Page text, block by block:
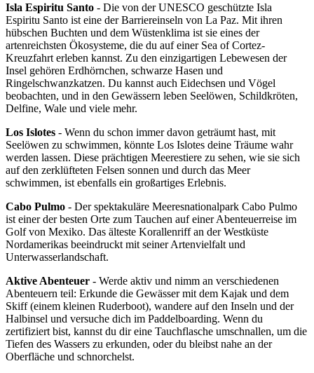
Isla Espiritu Santo - Die von der UNESCO geschützte Isla
Espiritu Santo ist eine der Barriereinseln von La Paz. Mit ihren
hübschen Buchten und dem Wüstenklima ist sie eines der
artenreichsten Ökosysteme, die du auf einer Sea of Cortez-
Kreuzfahrt erleben kannst. Zu den einzigartigen Lebewesen der
Insel gehören Erdhörnchen, schwarze Hasen und
Ringelschwanzkatzen. Du kannst auch Eidechsen und Vögel
beobachten, und in den Gewässern leben Seelöwen, Schildkröten,
Delfine, Wale und viele mehr.
Los Islotes - Wenn du schon immer davon geträumt hast, mit
Seelöwen zu schwimmen, könnte Los Islotes deine Träume wahr
werden lassen. Diese prächtigen Meerestiere zu sehen, wie sie sich
auf den zerklüfteten Felsen sonnen und durch das Meer
schwimmen, ist ebenfalls ein großartiges Erlebnis.
Cabo Pulmo - Der spektakuläre Meeresnationalpark Cabo Pulmo
ist einer der besten Orte zum Tauchen auf einer Abenteuerreise im
Golf von Mexiko. Das älteste Korallenriff an der Westküste
Nordamerikas beeindruckt mit seiner Artenvielfalt und
Unterwasserlandschaft.
Aktive Abenteuer - Werde aktiv und nimm an verschiedenen
Abenteuern teil: Erkunde die Gewässer mit dem Kajak und dem
Skiff (einem kleinen Ruderboot), wandere auf den Inseln und der
Halbinsel und versuche dich im Paddelboarding. Wenn du
zertifiziert bist, kannst du dir eine Tauchflasche umschnallen, um die
Tiefen des Wassers zu erkunden, oder du bleibst nahe an der
Oberfläche und schnorchelst.